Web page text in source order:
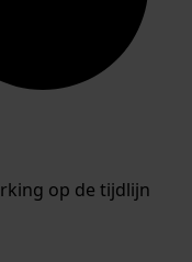
op de tijdlijn